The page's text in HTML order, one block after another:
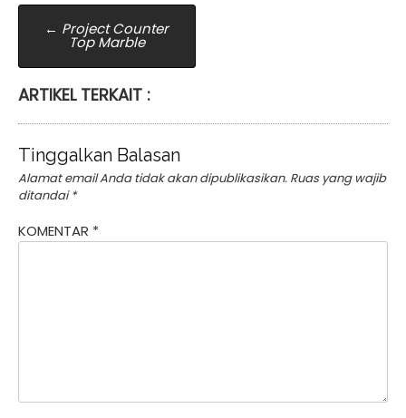
Post
navigation
← Project Counter
Top Marble
ARTIKEL TERKAIT :
Tinggalkan Balasan
Alamat email Anda tidak akan dipublikasikan. Ruas yang wajib
ditandai*
KOMENTAR *